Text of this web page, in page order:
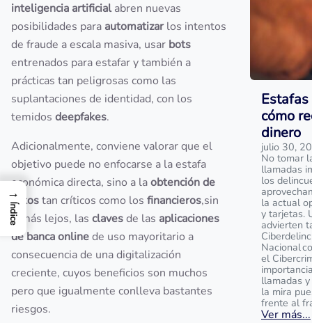
inteligencia artificialabren nuevas
posibilidades para automatizarlos intentos
de fraude a escala masiva, usar bots
entrenados para estafar y también a
prácticas tan peligrosas como las
suplantaciones de identidad, con los
temidos deepfakes.
Adicionalmente, conviene valorar que el
objetivo puede no enfocarse a la estafa
económica directa, sino a laobtención de
datostan críticos como los financieros,sin
ir más lejos, las clavesde las aplicaciones
de banca onlinede uso mayoritario a
consecuencia de una digitalización
creciente, cuyos beneficios son muchos
pero que igualmente conlleva bastantes
riesgos.
cómo
dinero
julio 30,
No tomar
llamadas
los
la actual
y tarjetas.
advierten
Nacional
el
llamadas
la mira
frente al
Ver más...
→
Índice